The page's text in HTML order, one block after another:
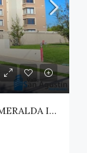
DEPTO EDIFICIO HACIENDA ESMERALDA II – TALCA